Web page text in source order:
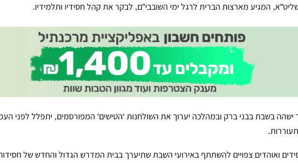
המגיע מארצות הברית לרגל ימי השובבי”ם, לבקר את קהל חסידיו ותלמידיו.
ישהה בשבת בבני ברק ובמהלכה יערוך את השולחנות ‘הטישים‘ המפורסמים, יתפלל לפני
ואוהדים צפויים להשתתף באירועי השבת שתיערך בבית המדרש הגדול והחדש של